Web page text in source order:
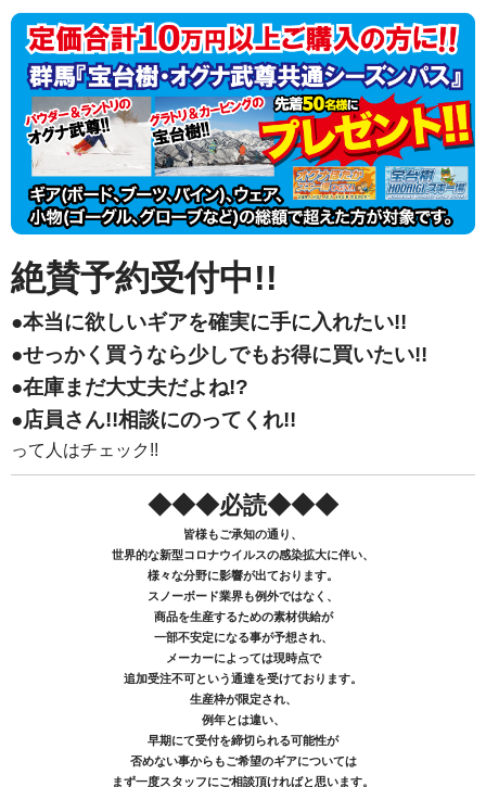
絶賛予約受付中!!
●本当に欲しいギアを確実に手に入れたい!!
●せっかく買うなら少しでもお得に買いたい!!
●在庫まだ大丈夫だよね!?
●店員さん!!相談にのってくれ!!
って人はチェック!!
◆◆◆必読◆◆◆
皆様もご承知の通り、
世界的な新型コロナウイルスの感染拡大に伴い、
様々な分野に影響が出ております。
スノーボード業界も例外ではなく、
商品を生産するための素材供給が
一部不安定になる事が予想され、
メーカーによっては現時点で
追加受注不可という通達を受けております。
生産枠が限定され、
例年とは違い、
早期にて受付を締切られる可能性が
否めない事からもご希望のギアについては
まず一度スタッフにご相談頂ければと思います。